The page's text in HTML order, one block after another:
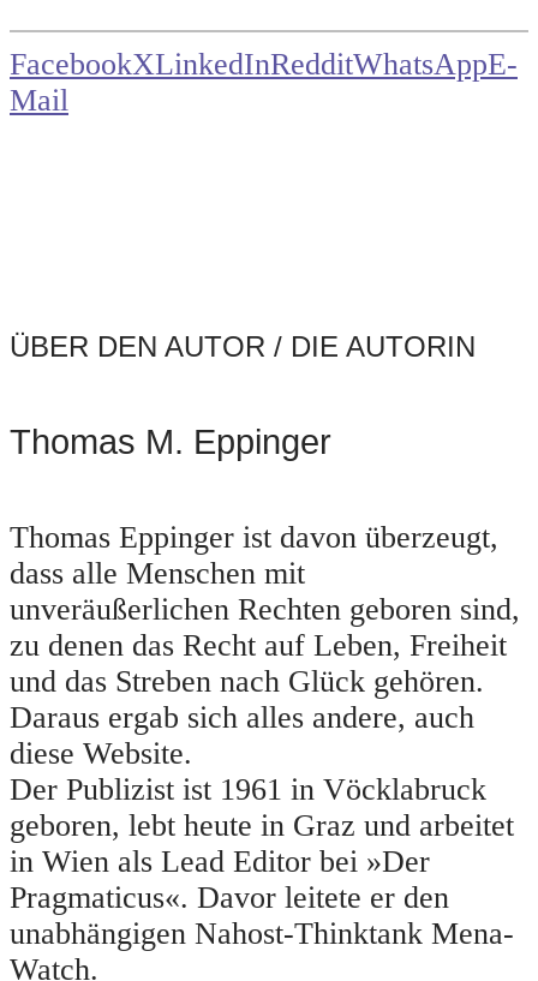
FacebookXLinkedInRedditWhatsAppE-
Mail
ÜBER DEN AUTOR / DIE AUTORIN
Thomas M. Eppinger
Thomas Eppinger ist davon überzeugt,
dass alle Menschen mit
unveräußerlichen Rechten geboren sind,
zu denen das Recht auf Leben, Freiheit
und das Streben nach Glück gehören.
Daraus ergab sich alles andere, auch
diese Website.
Der Publizist ist 1961 in Vöcklabruck
geboren, lebt heute in Graz und arbeitet
in Wien als Lead Editor bei »Der
Pragmaticus«. Davor leitete er den
unabhängigen Nahost-Thinktank Mena-
Watch.